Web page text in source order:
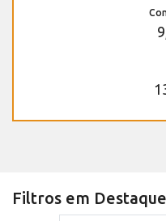
Filtros em Destaque